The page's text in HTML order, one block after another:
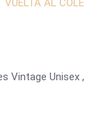
VUELTA AL COLE
Vintage Unisex ,